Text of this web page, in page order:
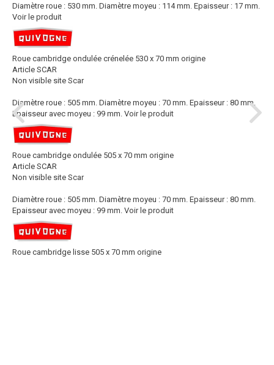
Diamètre roue : 530 mm. Diamètre moyeu : 114 mm. Epaisseur : 17 mm.
Voir le produit
Roue cambridge ondulée crénelée 530 x 70 mm origine
Article SCAR
Non visible site Scar
Diamètre roue : 505 mm. Diamètre moyeu : 70 mm. Epaisseur : 80 mm.
Epaisseur avec moyeu : 99 mm. Voir le produit
Roue cambridge ondulée 505 x 70 mm origine
Article SCAR
Non visible site Scar
Diamètre roue : 505 mm. Diamètre moyeu : 70 mm. Epaisseur : 80 mm.
Epaisseur avec moyeu : 99 mm. Voir le produit
Roue cambridge lisse 505 x 70 mm origine